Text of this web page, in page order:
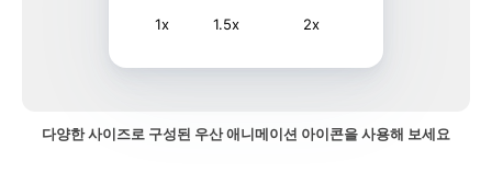
1x 1.5x 2x
다양한 사이즈로 구성된 우산 애니메이션 아이콘을 사용해 보세요